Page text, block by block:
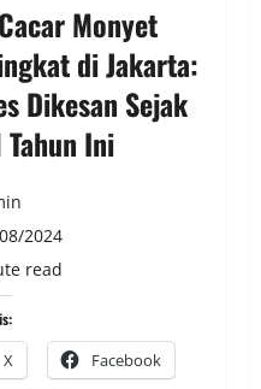
Monyet
di Jakarta:
Dikesan Sejak
Tahun Ini
2024
read
X Facebook